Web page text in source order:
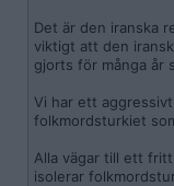
Det är den iranska
viktigt att den
gjorts för många år
Vi har ett
folkmordsturkiet
Alla vägar till ett
isolerar